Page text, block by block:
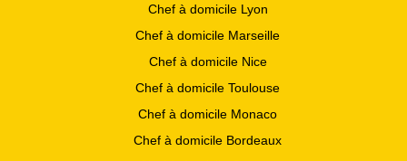
Chef à domicile Lyon
Chef à domicile Marseille
Chef à domicile Nice
Chef à domicile Toulouse
Chef à domicile Monaco
Chef à domicile Bordeaux